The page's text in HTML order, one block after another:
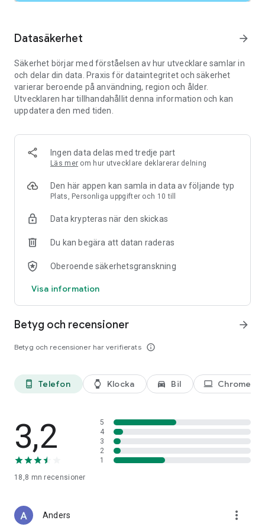
hotell.
● Sök efter lokala ställen och saker du kan göra, och välj
Upptäck och utforska som om det var din egen hemstad:
● Du kan känna dig trygg när du utforskar tack vare de 500
miljoner användare som bidrar och håller kartan uppdaterad
varje år.
besökare på ett ställe innan du kommer fram.
● Använd Lens i Maps till att se vägbeskrivningar till fots som
en överlagring i den verkliga världen.
● Filtrera restauranger efter kök, öppettider, priser, betyg och
mer.
● Ställ frågor om en plats, om allt från rätterna till
snabbt söka och navigera.
Vissa funktioner finns inte tillgängliga i alla länder eller städer.
överdimensionerade fordon eller utryckningsfordon.
Datasäkerhet arrow_forward
Säkerhet börjar med förståelsen av hur utvecklare samlar in
och delar din data. Praxis för dataintegritet och säkerhet
varierar beroende på användning, region och ålder.
Utvecklaren har tillhandahållit denna information och kan
uppdatera den med tiden.
Ingen data delas med tredje part
Läs mer om hur utvecklare deklarerar delning
Den här appen kan samla in data av följande typ
Plats, Personliga uppgifter och 10 till
Data krypteras när den skickas
Du kan begära att datan raderas
Oberoende säkerhetsgranskning
Visa information
Betyg och recensioner
Betyg och recensioner har verifierats info_outline
arrow_forward
phone_android Telefon watch Klocka directions_car_filled Bil laptop
3,2
18,8 mn recensioner
5
4
3
2
1
Anders more_vert